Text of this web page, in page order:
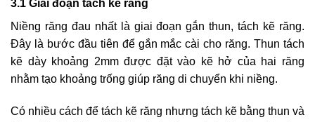
3.1 Giai đoạn tách kẽ răng
Niềng răng đau nhất là giai đoạn gắn thun, tách kẽ răng.
Đây là bước đầu tiên để gắn mắc cài cho răng. Thun tách
kẽ dày khoảng 2mm được đặt vào kẽ hở của hai răng
nhằm tạo khoảng trống giúp răng di chuyển khi niềng.
Có nhiều cách để tách kẽ răng nhưng tách kẽ bằng thun và